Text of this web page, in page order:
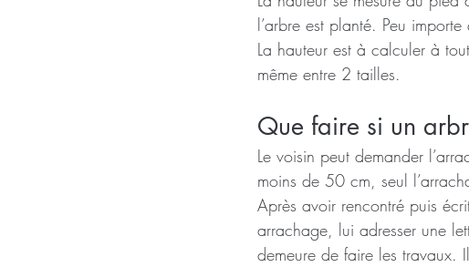
l’arbre est planté. Peu
La hauteur est à calculer à
même entre 2 tailles.
Que faire si un
Le voisin peut demander
moins de 50 cm, seul
Après avoir rencontré puis
arrachage, lui adresser une
demeure de faire les travaux.